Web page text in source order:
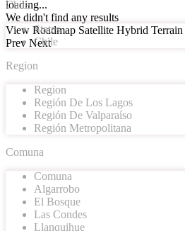
loading...
We didn't find any results
View Roadmap Satellite Hybrid Terrain
Prev Next
Chile
States
Chile
Region
Region
Región De Los Lagos
Región De Valparaíso
Región Metropolitana
Comuna
Comuna
Algarrobo
El Bosque
Las Condes
Llanquihue